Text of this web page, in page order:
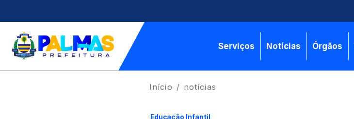
Serviços Notícias Órgãos
Início notícias
Educação Infantil